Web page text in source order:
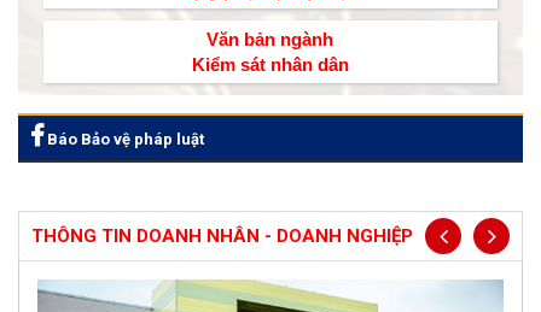
Văn bản ngành
Kiểm sát nhân dân
Báo Bảo vệ pháp luật
THÔNG TIN DOANH NHÂN - DOANH NGHIỆP